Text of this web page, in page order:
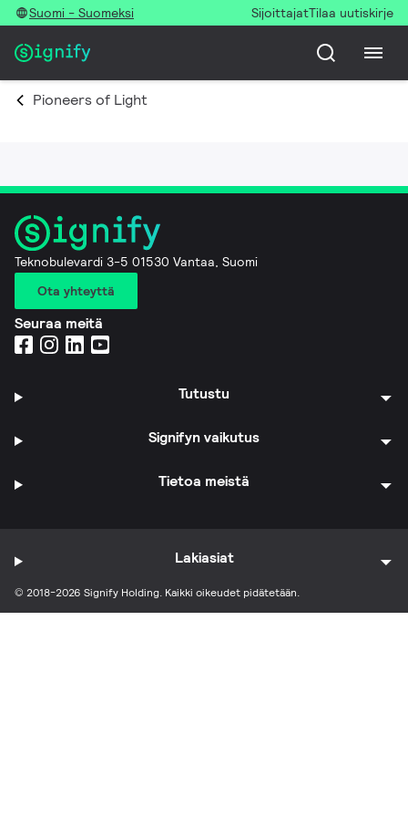
Suomi - Suomeksi SijoittajatTilaa uutiskirje
Pioneers of Light
Teknobulevardi 3-5 01530 Vantaa, Suomi
Ota yhteyttä
Seuraa meitä
Tutustu
Signifyn vaikutus
Tietoa meistä
© 2018-2026 Signify Holding. Kaikki oikeudet pidätetään.
Lakiasiat